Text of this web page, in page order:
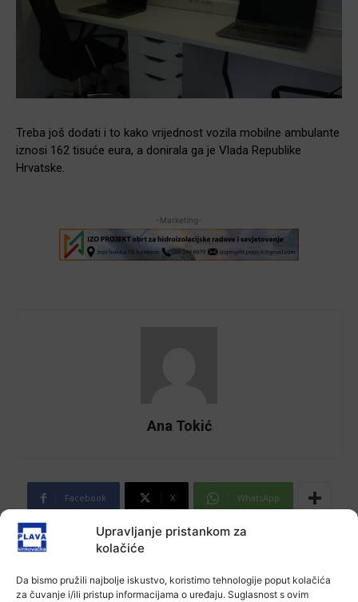
Upravljanje pristankom za
kolačiće
Da bismo pružili najbolje iskustvo, koristimo tehnologije poput kolačića
za čuvanje i/ili pristup informacijama o uređaju. Suglasnost s ovim
Treba još dodati i to kako vrijednost vozila mobilne ambulante
iznosi 162 tisuće eura, a donirala ga je Vlada Republike
Hrvatske.
-Marketing-
Ana Tokić
Facebook X WhatsApp
NAJNOVIJE VIJESTI
Aktualno
Autoklub Vinkovci u rujnu će obilježiti